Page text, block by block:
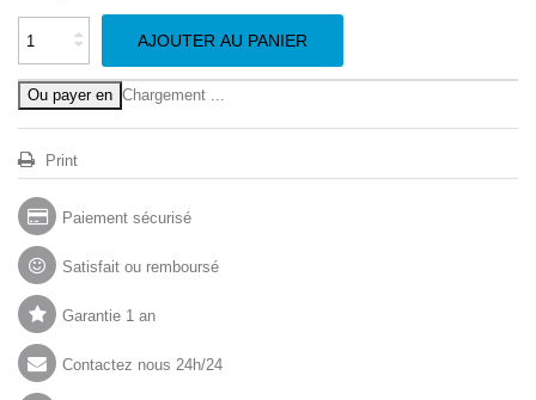
AJOUTER AU PANIER
Ou payer en Chargement ...
Print
Paiement sécurisé
Satisfait ou remboursé
Garantie 1 an
Contactez nous 24h/24